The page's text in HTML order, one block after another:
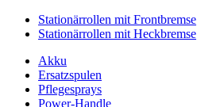
Stationärrollen mit Frontbremse
Stationärrollen mit Heckbremse
Akku
Ersatzspulen
Pflegesprays
Power-Handle